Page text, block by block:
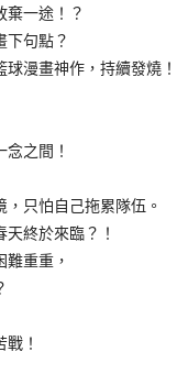
一途！？
句點？
漫畫神作，持續發燒！
之間！
只怕自己拖累隊伍。
終於來臨？！
重重，
！